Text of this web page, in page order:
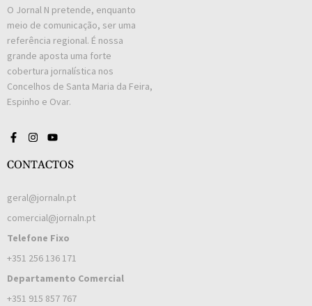
O Jornal N pretende, enquanto
meio de comunicação, ser uma
referência regional. É nossa
grande aposta uma forte
cobertura jornalística nos
Concelhos de Santa Maria da Feira,
Espinho e Ovar.
CONTACTOS
geral@jornaln.pt
comercial@jornaln.pt
Telefone Fixo
+351 256 136 171
Departamento Comercial
+351 915 857 767